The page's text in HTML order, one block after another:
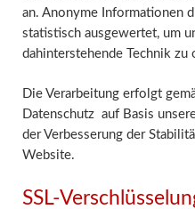
an. Anonyme Informationen
statistisch ausgewertet, um
dahinterstehende Technik zu
Die Verarbeitung erfolgt
Datenschutz auf Basis
der Verbesserung der
Website.
SSL-